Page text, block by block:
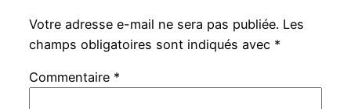
Votre adresse e-mail ne sera pas publiée. Les
champs obligatoires sont indiqués avec *
Commentaire *